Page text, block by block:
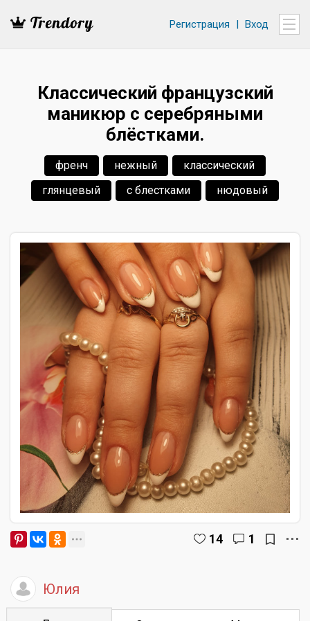
Регистрация | Вход
Классический французский
маникюр с серебряными
блёстками.
френч нежный
классический
глянцевый
с блестками нюдовый
14 1
Юлия